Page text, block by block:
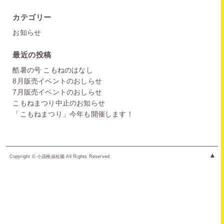
カテゴリー
お知らせ
最近の投稿
酷暑の号 こもねのはなし
8月販売イベントのおしらせ
7月販売イベントのおしらせ
こもねまつり中止のお知らせ
「こもねまつり」今年も開催します！
Copyright © 小茂根福祉園 All Rights Reserved. ▲